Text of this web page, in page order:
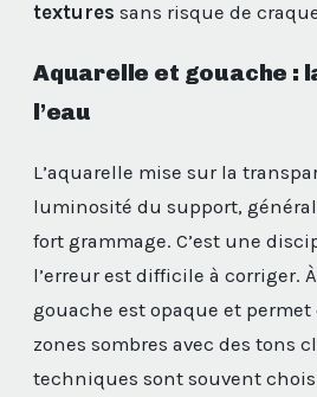
textures sans risque de
Aquarelle et gouache :
l’eau
L’aquarelle mise sur la
luminosité du support,
fort grammage. C’est une
l’erreur est difficile à corriger.
gouache est opaque et permet
zones sombres avec des tons
techniques sont souvent